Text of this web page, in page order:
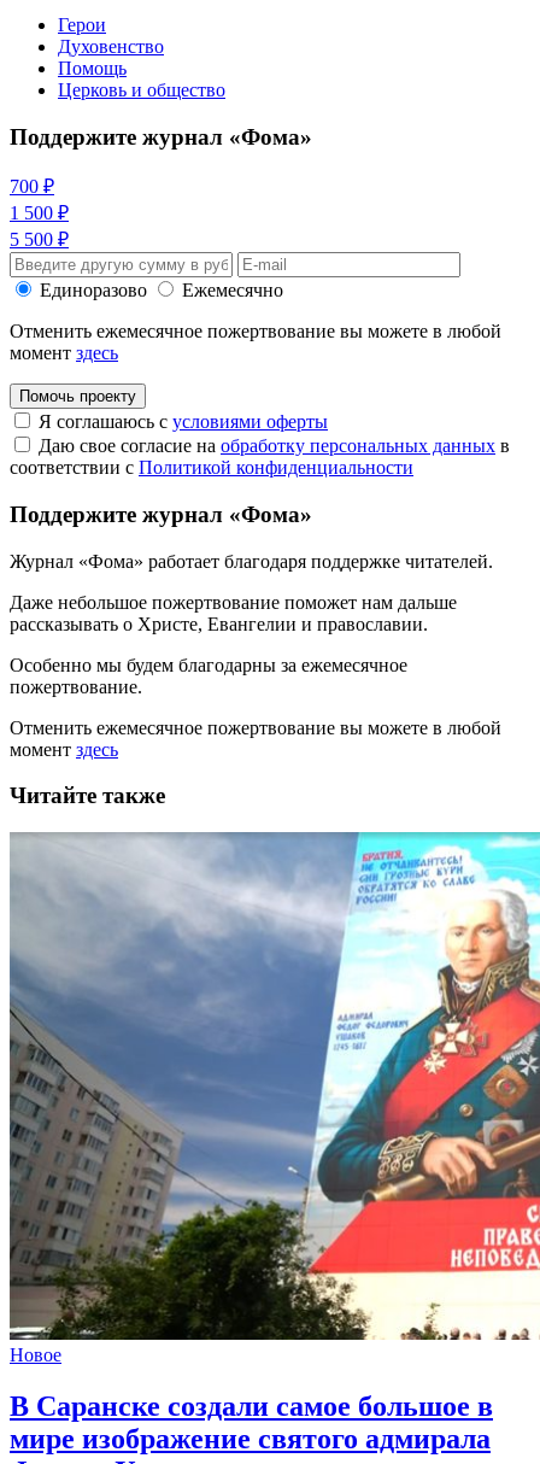
Герои
Духовенство
Помощь
Церковь и общество
Поддержите журнал «Фома»
700 ₽
1 500 ₽
5 500 ₽
Единоразово
Ежемесячно
Отменить ежемесячное пожертвование вы можете в любой
момент здесь
Помочь проекту
Я соглашаюсь с условиями оферты
Даю свое согласие на обработку персональных данных в
соответствии с Политикой конфиденциальности
Поддержите журнал «Фома»
Журнал «Фома» работает благодаря поддержке читателей.
Даже небольшое пожертвование поможет нам дальше
рассказывать о Христе, Евангелии и православии.
Особенно мы будем благодарны за ежемесячное
пожертвование.
Отменить ежемесячное пожертвование вы можете в любой
момент здесь
Читайте также
Новое
В Саранске создали самое большое в
мире изображение святого адмирала